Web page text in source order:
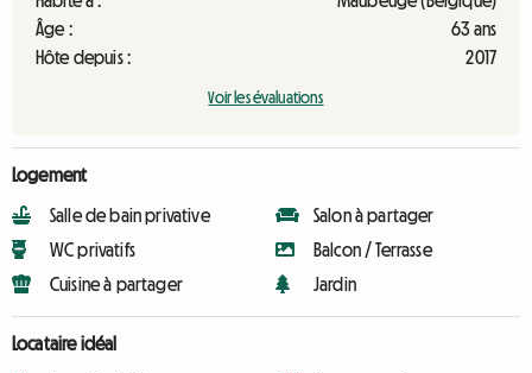
Âge :
63 ans
Hôte depuis :
2017
Voir les évaluations
Logement
Salle de bain privative
WC privatifs
Cuisine à partager
Salon à partager
Balcon / Terrasse
Jardin
Locataire idéal